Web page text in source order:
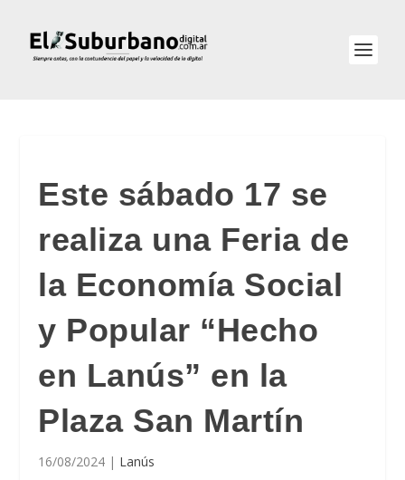
Este sábado 17 se
realiza una Feria de
la Economía Social
y Popular “Hecho
en Lanús” en la
Plaza San Martín
16/08/2024 | Lanús